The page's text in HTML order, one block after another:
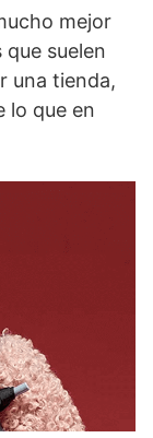
mejor
suelen
una tienda,
lo que en